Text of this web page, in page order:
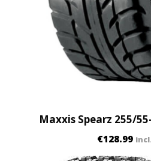
Maxxis Spearz 255/
€128.99